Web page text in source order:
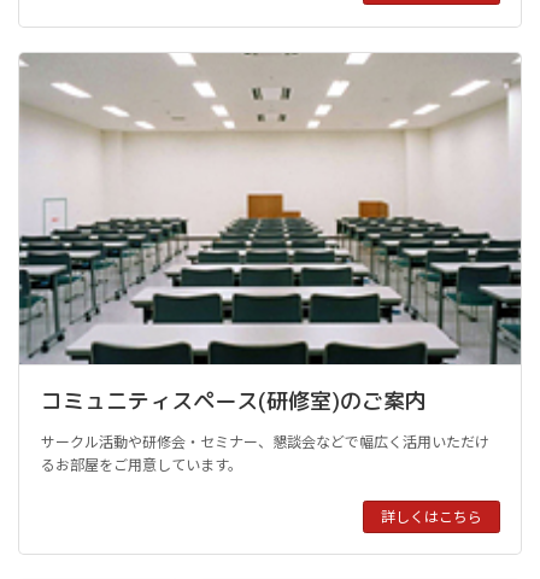
コミュニティスペース(研修室)のご案内
サークル活動や研修会・セミナー、懇談会などで幅広く活用いただけ
るお部屋をご用意しています。
詳しくはこちら